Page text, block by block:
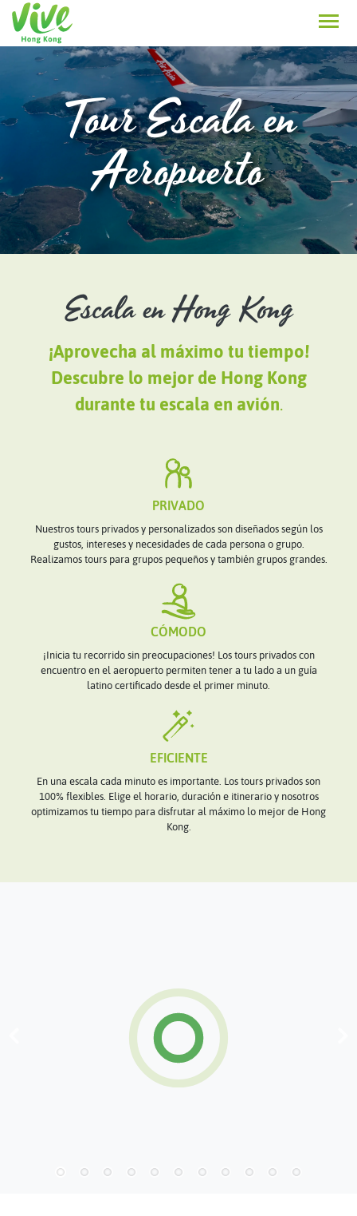
Tour Escala en
Aeropuerto
Escala en Hong Kong
¡Aprovecha al máximo tu tiempo!
Descubre lo mejor de Hong Kong
durante tu escala en avión.
PRIVADO
Nuestros tours privados y personalizados son diseñados según los
gustos, intereses y necesidades de cada persona o grupo.
Realizamos tours para grupos pequeños y también grupos grandes.
CÓMODO
¡Inicia tu recorrido sin preocupaciones! Los tours privados con
encuentro en el aeropuerto permiten tener a tu lado a un guía
latino certificado desde el primer minuto.
EFICIENTE
En una escala cada minuto es importante. Los tours privados son
100% flexibles. Elige el horario, duración e itinerario y nosotros
optimizamos tu tiempo para disfrutar al máximo lo mejor de Hong
Kong.